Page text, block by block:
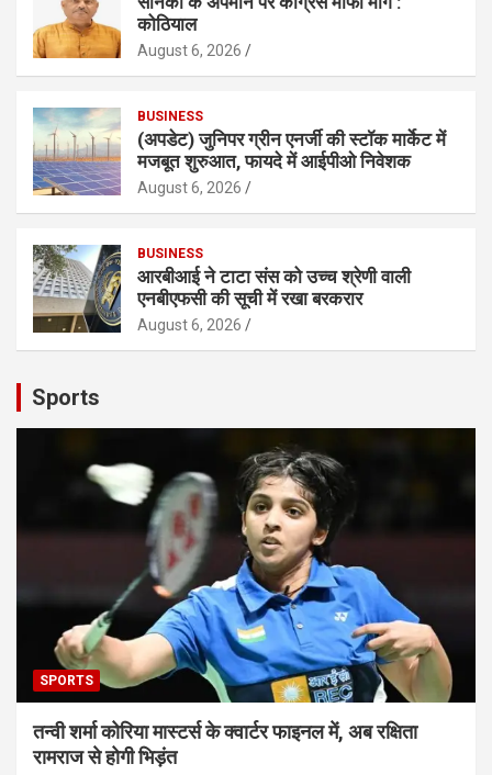
कोठियाल
August 6, 2026
BUSINESS
(अपडेट) जुनिपर ग्रीन एनर्जी की स्टॉक मार्केट में
मजबूत शुरुआत, फायदे में आईपीओ निवेशक
August 6, 2026
BUSINESS
आरबीआई ने टाटा संस को उच्च श्रेणी वाली
एनबीएफसी की सूची में रखा बरकरार
August 6, 2026
Sports
SPORTS
तन्वी शर्मा कोरिया मास्टर्स के क्वार्टर फाइनल में, अब रक्षिता
रामराज से होगी भिड़ंत